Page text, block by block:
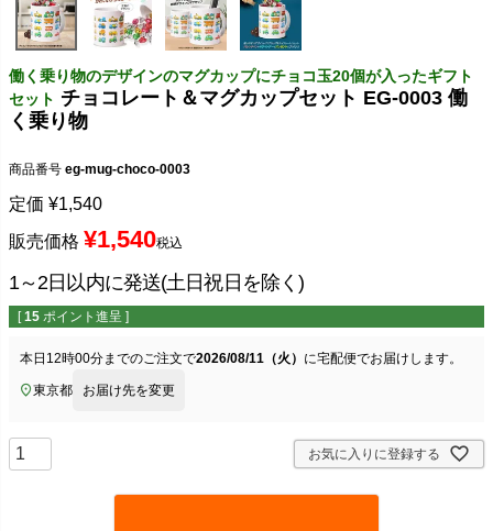
働く乗り物のデザインのマグカップにチョコ玉20個が入ったギフト
セット チョコレート＆マグカップセット EG-0003 働
く乗り物
商品番号 eg-mug-choco-0003
定価 ¥1,540
販売価格 ¥1,540税込
1～2日以内に発送(土日祝日を除く)
[ 15 ポイント進呈 ]
本日 12時00分までのご注文で2026/08/11（火） に宅配便でお届けします。
東京都 お届け先を変更
お気に入りに登録する